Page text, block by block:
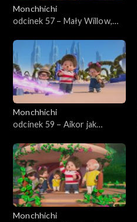
Monchhichi
odcinek 57 – Mały Willow,
Monchhichi
odcinek 59 – Aikor jak
Monchhichi